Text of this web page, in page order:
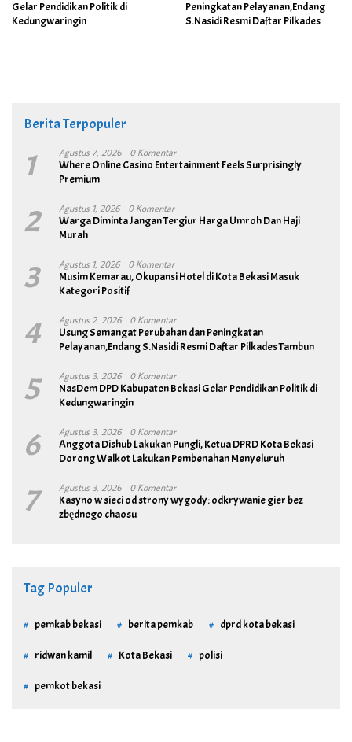
Gelar Pendidikan Politik di
Kedungwaringin
Peningkatan Pelayanan,Endang
S.Nasidi Resmi Daftar Pilkades
Berita Terpopuler
1 Agustus 7, 2026 0 Komentar
Where Online Casino Entertainment Feels Surprisingly
Premium
2 Agustus 1, 2026 0 Komentar
Warga Diminta Jangan Tergiur Harga Umroh Dan Haji
Murah
3 Agustus 1, 2026 0 Komentar
Musim Kemarau, Okupansi Hotel di Kota Bekasi Masuk
Kategori Positif
4 Agustus 2, 2026 0 Komentar
Usung Semangat Perubahan dan Peningkatan
Pelayanan,Endang S.Nasidi Resmi Daftar Pilkades Tambun
5 Agustus 3, 2026 0 Komentar
NasDem DPD Kabupaten Bekasi Gelar Pendidikan Politik di
Kedungwaringin
6 Agustus 3, 2026 0 Komentar
Anggota Dishub Lakukan Pungli, Ketua DPRD Kota Bekasi
Dorong Walkot Lakukan Pembenahan Menyeluruh
7 Agustus 3, 2026 0 Komentar
Kasyno w sieci od strony wygody: odkrywanie gier bez
zbędnego chaosu
Tag Populer
pemkab bekasi berita pemkab dprd kota bekasi
ridwan kamil Kota Bekasi polisi
pemkot bekasi